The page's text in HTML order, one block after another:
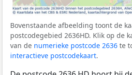
Bovenstaande afbeelding toont de
postcodegebied 2636HD. Klik op de
van de numerieke postcode 2636 te
interactieve postcodekaart.